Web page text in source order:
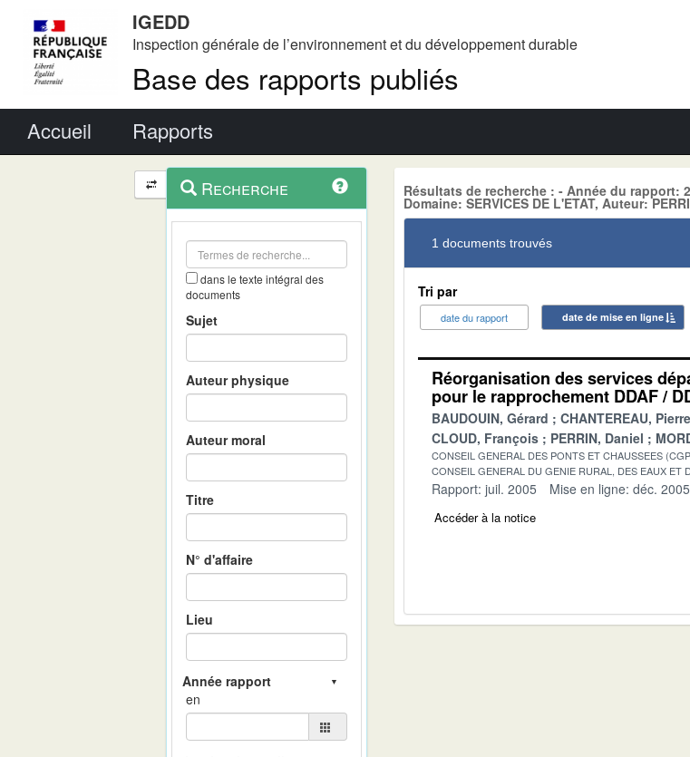
IGEDD
Inspection générale de l’environnement et du développement durable
Base des rapports publiés
Accueil Rapports
Navigation
et
outils
contextuel
Recherche
dans le texte intégral des
documents
Sujet
Auteur physique
Auteur moral
Titre
N° d'affaire
Lieu
en
Résultats de recherche : - Année du rapport:
Domaine: SERVICES DE L'ETAT, Auteur:
1 documents trouvés
Tri par
date du rapport date de mise en ligne
Réorganisation des services
pour le rapprochement DDAF /
BAUDOUIN, Gérard CHANTEREAU, Pierre
CLOUD, François
PERRIN, Daniel
CONSEIL GENERAL DES PONTS ET CHAUSSEES
CONSEIL GENERAL DU GENIE RURAL, DES EAUX ET
Rapport: juil. 2005 Mise en ligne: déc. 2005
Accéder à la notice